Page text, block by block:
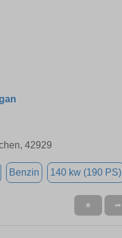
42929
Benzin 140 kw (190 PS)
★ ➦